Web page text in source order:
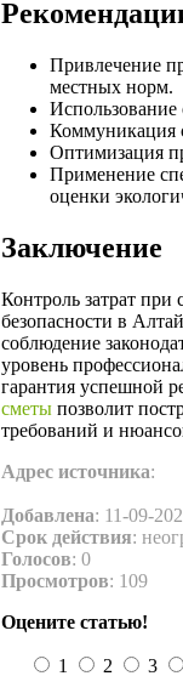
Привлечение
местных норм.
Использование
Коммуникация
Оптимизация
Применение
оценки
Заключение
Контроль затрат при
безопасности в
соблюдение
уровень
гарантия успешной
сметы позволит
требований и
Адрес источника:
Добавлена: 11-09-
Срок действия:
Голосов: 0
Просмотров: 109
Оцените статью!
1 2 3